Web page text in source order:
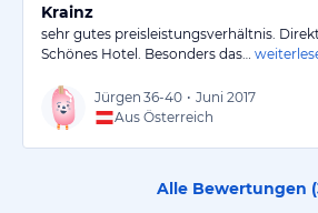
Krainz
sehr gutes preisleistungsverhältnis. Direkt
Schönes Hotel. Besonders das…
Jürgen 36-40 • Juni 2017
Aus Österreich
Alle Bewertungen (